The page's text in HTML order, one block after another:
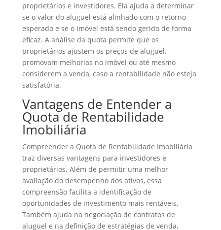
proprietários e investidores. Ela ajuda a determinar
se o valor do aluguel está alinhado com o retorno
esperado e se o imóvel está sendo gerido de forma
eficaz. A análise da quota permite que os
proprietários ajustem os preços de aluguel,
promovam melhorias no imóvel ou até mesmo
considerem a venda, caso a rentabilidade não esteja
satisfatória.
Vantagens de Entender a
Quota de Rentabilidade
Imobiliária
Compreender a Quota de Rentabilidade Imobiliária
traz diversas vantagens para investidores e
proprietários. Além de permitir uma melhor
avaliação do desempenho dos ativos, essa
compreensão facilita a identificação de
oportunidades de investimento mais rentáveis.
Também ajuda na negociação de contratos de
aluguel e na definição de estratégias de venda,